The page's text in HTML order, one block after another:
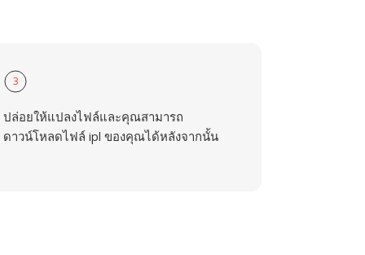
3
ปล่อยให้แปลงไฟล์และคุณสามารถ
ดาวน์โหลดไฟล์ ipl ของคุณได้หลังจากนั้น